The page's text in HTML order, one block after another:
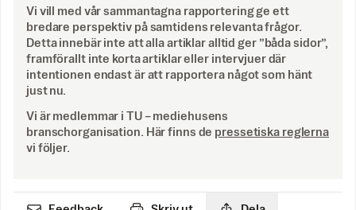
Vi vill med vår sammantagna rapportering ge ett
bredare perspektiv på samtidens relevanta frågor.
Detta innebär inte att alla artiklar alltid ger ”båda sidor”,
framförallt inte korta artiklar eller intervjuer där
intentionen endast är att rapportera något som hänt
just nu.
Vi är medlemmar i TU – mediehusens
branschorganisation. Här finns de pressetiska reglerna
vi följer.